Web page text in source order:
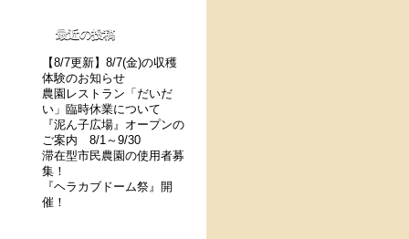
最近の投稿
【8/7更新】8/7(金)の収穫
体験のお知らせ
農園レストラン「だいだ
い」臨時休業について
『泥ん子広場』オープンの
ご案内 8/1～9/30
滞在型市民農園の使用者募
集！
『ヘラカブドーム祭』開
催！